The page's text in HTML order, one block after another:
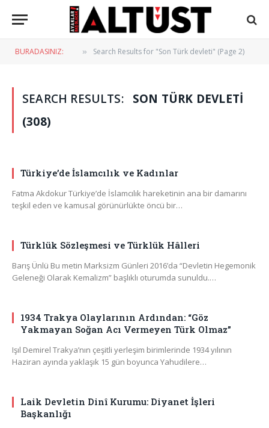
BURADASINIZ: » Search Results for "Son Türk devleti" (Page 2)
SEARCH RESULTS:
SON TÜRK DEVLETI
(308)
Türkiye’de İslamcılık ve Kadınlar
Fatma Akdokur Türkiye’de İslamcılık hareketinin ana bir damarını
teşkil eden ve kamusal görünürlükte öncü bir…
Türklük Sözleşmesi ve Türklük Hâlleri
Barış Ünlü Bu metin Marksizm Günleri 2016’da “Devletin Hegemonik
Geleneği Olarak Kemalizm” başlıklı oturumda sunuldu.…
1934 Trakya Olaylarının Ardından: “Göz
Yakmayan Soğan Acı Vermeyen Türk Olmaz”
Işıl Demirel Trakya’nın çeşitli yerleşim birimlerinde 1934 yılının
Haziran ayında yaklaşık 15 gün boyunca Yahudilere…
Laik Devletin Dinî Kurumu: Diyanet İşleri
Başkanlığı